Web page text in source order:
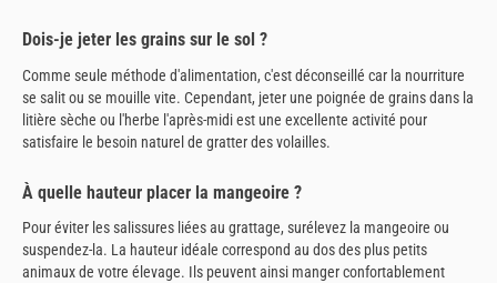
Dois-je jeter les grains sur le sol ?
Comme seule méthode d'alimentation, c'est déconseillé car la nourriture
se salit ou se mouille vite. Cependant, jeter une poignée de grains dans la
litière sèche ou l'herbe l'après-midi est une excellente activité pour
satisfaire le besoin naturel de gratter des volailles.
À quelle hauteur placer la mangeoire ?
Pour éviter les salissures liées au grattage, surélevez la mangeoire ou
suspendez-la. La hauteur idéale correspond au dos des plus petits
animaux de votre élevage. Ils peuvent ainsi manger confortablement